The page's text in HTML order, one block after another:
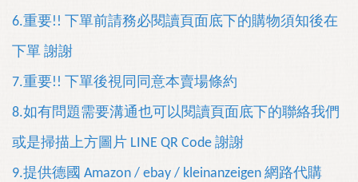
6.重要!! 下單前請務必閱讀頁面底下的購物須知後在
下單 謝謝
7.重要!! 下單後視同同意本賣場條約
8.如有問題需要溝通也可以閱讀 頁面底下的聯絡我們
或是掃描上方圖片 LINE QR Code 謝謝
9.提供德國 Amazon / ebay / kleinanzeigen 網路代購